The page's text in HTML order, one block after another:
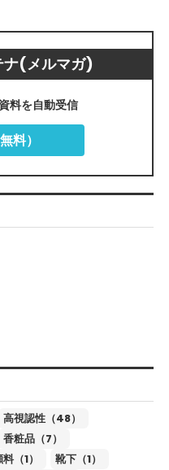
(メルマガ)
料を自動受信
料）
高視認性（48）
香粧品（7）
（1）
靴下（1）